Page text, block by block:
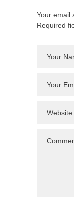
Your email
Required